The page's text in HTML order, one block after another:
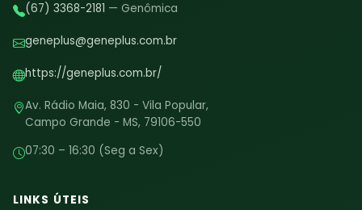
(67) 3368-2181 — Genômica
geneplus@geneplus.com.br
https://geneplus.com.br/
Av. Rádio Maia, 830 - Vila Popular,
Campo Grande - MS, 79106-550
07:30 – 16:30 (Seg a Sex)
LINKS ÚTEIS